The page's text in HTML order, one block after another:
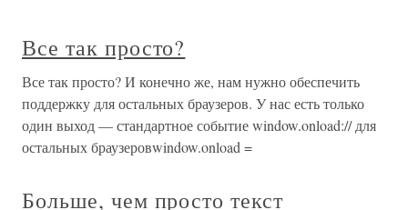
Все так просто?
Все так просто? И конечно же, нам нужно обеспечить
поддержку для остальных браузеров. У нас есть только
один выход — стандартное событие window.onload:// для
остальных браузеровwindow.onload =
Больше, чем просто текст